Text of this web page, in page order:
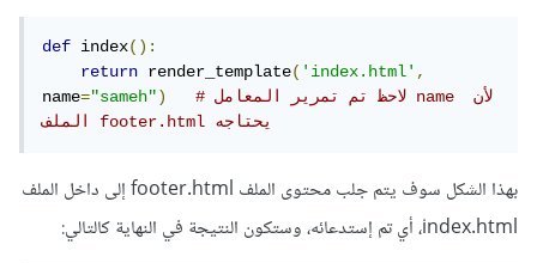
def index():
return render_template('index.html',
name="sameh")
# لاحظ تم تمرير المعامل name لأن
الملف footer.html يحتاجه
بهذا الشكل سوف يتم جلب محتوى الملف footer.html إلى داخل الملف
index.html، أي تم إستدعائه، وستكون النتيجة في النهاية كالتالي: